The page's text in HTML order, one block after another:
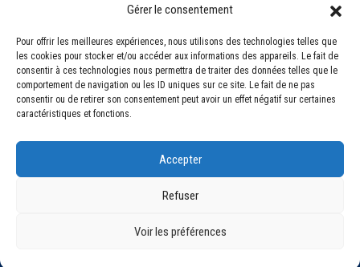
Gérer le consentement
Pour offrir les meilleures expériences, nous utilisons des technologies telles que
les cookies pour stocker et/ou accéder aux informations des appareils. Le fait de
consentir à ces technologies nous permettra de traiter des données telles que le
comportement de navigation ou les ID uniques sur ce site. Le fait de ne pas
consentir ou de retirer son consentement peut avoir un effet négatif sur certaines
caractéristiques et fonctions.
Accepter
Refuser
Voir les préférences
Association Sportive Montferrandaise
84, boulevard Léon Jouhaux
CS 80221 - 63021 Clermont-Ferrand Cedex 2
accueil@asm-omnisports.com